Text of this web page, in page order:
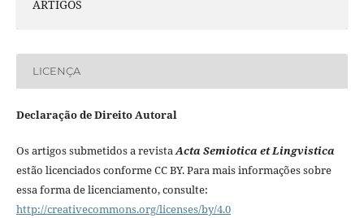
ARTIGOS
LICENÇA
Declaração de Direito Autoral
Os artigos submetidos a revista Acta Semiotica et Lingvistica
estão licenciados conforme CC BY. Para mais informações sobre
essa forma de licenciamento, consulte:
http://creativecommons.org/licenses/by/4.0